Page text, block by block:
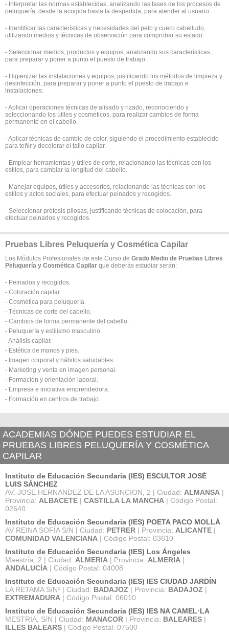
- Interpretar las normas establecidas, analizando las fases de los procesos de
peluquería, desde la acogida hasta la despedida, para atender al usuario.
- Identificar las características y necesidades del pelo y cuero cabelludo,
utilizando medios y técnicas de observación para comprobar su estado.
- Seleccionar medios, productos y equipos, analizando sus características,
para preparar y poner a punto el puesto de trabajo.
- Higienizar las instalaciones y equipos, justificando los métodos de limpieza y
desinfección, para preparar y poner a punto el puesto de trabajo e
instalaciones.
- Aplicar operaciones técnicas de alisado y rizado, reconociendo y
seleccionando los útiles y cosméticos, para realizar cambios de forma
permanente en el cabello.
- Aplicar técnicas de cambio de color, siguiendo el procedimiento establecido
para teñir y decolorar el tallo capilar.
- Emplear herramientas y útiles de corte, relacionando las técnicas con los
estilos, para cambiar la longitud del cabello.
- Manejar equipos, útiles y accesorios, relacionando las técnicas con los
estilos y actos sociales, para efectuar peinados y recogidos.
- Seleccionar prótesis pilosas, justificando técnicas de colocación, para
efectuar peinados y recogidos.
Pruebas Libres Peluquería y Cosmética Capilar
Los Módulos Profesionales de este Curso de Grado Medio de Pruebas Libres
Peluquería y Cosmética Capilar que deberás estudiar serán:
- Peinados y recogidos.
- Coloración capilar.
- Cosmética para peluquería.
- Técnicas de corte del cabello.
- Cambios de forma permanente del cabello.
- Peluquería y estilismo masculino.
- Análisis capilar.
- Estética de manos y pies.
- Imagen corporal y hábitos saludables.
- Marketing y venta en imagen personal.
- Formación y orientación laboral.
- Empresa e iniciativa emprendedora.
- Formación en centros de trabajo.
ACADEMIAS DÓNDE PUEDES ESTUDIAR EL
PRUEBAS LIBRES PELUQUERÍA Y COSMÉTICA
CAPILAR
Instituto de Educación Secundaria (IES) ESCULTOR JOSÉ
LUIS SÁNCHEZ
AV. JOSE HERNANDEZ DE LA ASUNCION, 2 | Ciudad: ALMANSA |
Provincia: ALBACETE | CASTILLA LA MANCHA | Código Postal:
02640
Instituto de Educación Secundaria (IES) POETA PACO MOLLÀ
AV REINA SOFÍA S/N | Ciudad: PETRER | Provincia: ALICANTE |
COMUNIDAD VALENCIANA | Código Postal: 03610
Instituto de Educación Secundaria (IES) Los Ángeles
Maestría, 2 | Ciudad: ALMERIA | Provincia: ALMERIA |
ANDALUCÍA | Código Postal: 04008
Instituto de Educación Secundaria (IES) IES CIUDAD JARDÍN
LA RETAMA S/Nº | Ciudad: BADAJOZ | Provincia: BADAJOZ |
EXTREMADURA | Código Postal: 06010
Instituto de Educación Secundaria (IES) IES NA CAMEL·LA
MESTRIA, S/N | Ciudad: MANACOR | Provincia: BALEARES |
ILLES BALEARS | Código Postal: 07500